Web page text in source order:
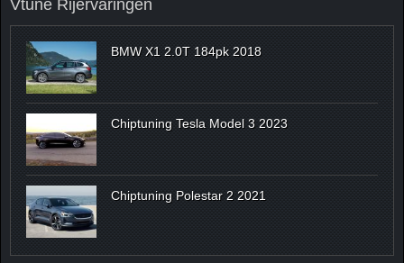
Vtune Rijervaringen
BMW X1 2.0T 184pk 2018
Chiptuning Tesla Model 3 2023
Chiptuning Polestar 2 2021